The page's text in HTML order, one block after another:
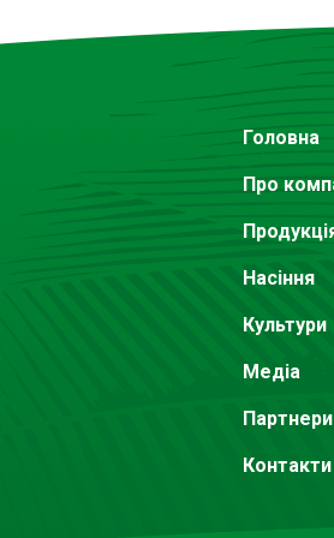
Головна
Про
Насіння
Культури
Медіа
Партнери
Контакти